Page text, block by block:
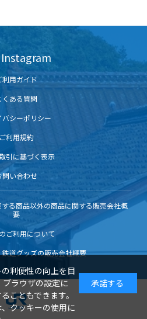
Instagram
利用ガイド
くある質問
バシーポリシー
ご利用規約
引に基づく表示
問い合わせ
る商品以外の商品に関する販売会社概
要
ご利用について
道グッズの販売会社概要
利便性の向上を目
ラウザの設定に
こともできます。
クッキーの使用に
承諾する